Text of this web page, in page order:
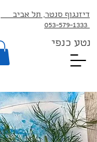
דיזנגוף סנטר, תל אביב
053-579-1333⁩
נטע כנפי